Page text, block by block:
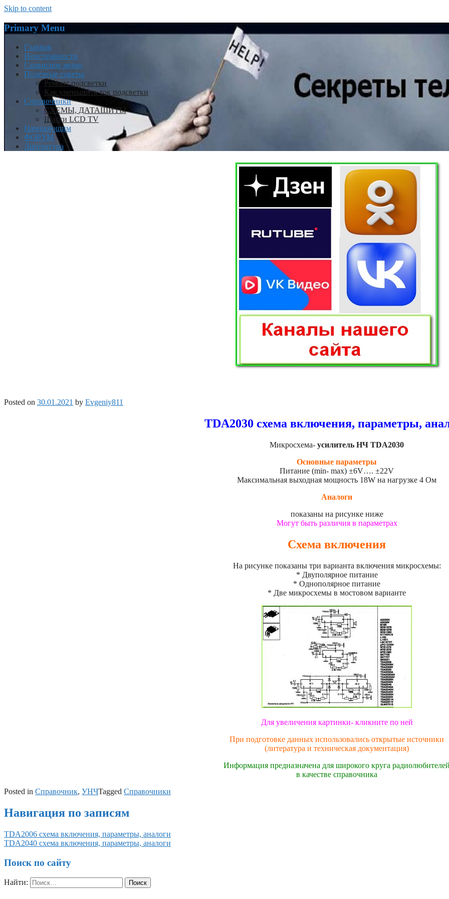
Skip to content
Primary Menu
Главная
Неисправности
Сервисное меню
Полезные советы
Ремонт подсветки
Как уменьшить ток подсветки
Справочники
СХЕМЫ, ДАТАШИТЫ
Шасси LCD TV
Начинающим
ФОРУМ
Литература
Posted on 30.01.2021 by Evgeniy811
TDA2030 схема включения, параметры,
Микросхема- усилитель НЧ TDA2030
Основные параметры
Питание (min- max) ±6V…. ±22V
Максимальная выходная мощность 18W на нагрузке 4 Ом
Аналоги
показаны на рисунке ниже
Могут быть различия в параметрах
Схема включения
На рисунке показаны три варианта включения микросхемы:
* Двуполярное питание
* Однополярное питание
* Две микросхемы в мостовом варианте
Для увеличения картинки- кликните по ней
При подготовке данных использовались открытые источники
(литература и техническая документация)
Информация предназначена для широкого круга
в качестве справочника
Posted in Справочник, УНЧTagged Справочники
Навигация по записям
TDA2006 схема включения, параметры, аналоги
TDA2040 схема включения, параметры, аналоги
Поиск по сайту
Найти: